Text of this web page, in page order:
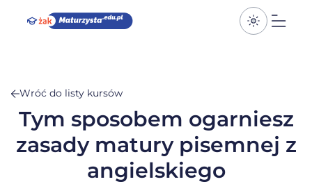
Przełącz
Wróć do listy kursów
Tym sposobem ogarniesz
zasady matury pisemnej z
angielskiego